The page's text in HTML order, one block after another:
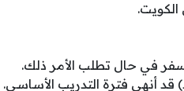
الكويت.
في حال تطلب الأمر ذلك.
قد أنهى فترة التدريب الأساسي.